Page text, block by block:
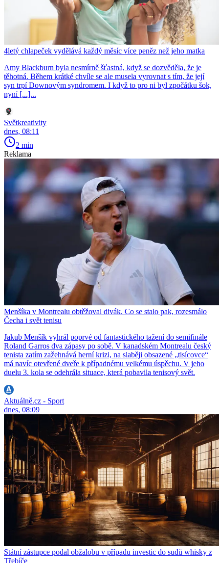
4letý chlapeček vydělává každý měsíc více peněz než jeho matka
Amy Blackburn byla nesmírně šťastná, když se dozvěděla, že je
těhotná. Během krátké chvíle se ale musela vyrovnat s tím, že její
syn trpí Downovým syndromem. I když to pro ni byl zpočátku šok,
nyní [...]...
Světkreativity
dnes, 08:11
2 min
Reklama
Menšíka v Montrealu obtěžoval divák. Co se stalo pak, rozesmálo
Čecha i svět tenisu
Jakub Menšík vyhrál poprvé od fantastického tažení do semifinále
Roland Garros dva zápasy po sobě. V kanadském Montrealu český
tenista zatím zažehnává herní krizi, na slaběji obsazené „tisícovce“
má navíc otevřené dveře k případnému velkému úspěchu. V jeho
duelu 3. kola se odehrála situace, která pobavila tenisový svět.
Aktuálně.cz - Sport
dnes, 08:09
Státní zástupce podal obžalobu v případu investic do sudů whisky z
Třebíče